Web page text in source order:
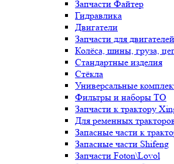
Запчасти Файтер
Гидравлика
Двигатели
Запчасти для двигателей
Колёса, шины, груза,
Стандартные изделия
Стёкла
Универсальные
Фильтры и наборы ТО
Запчасти к трактору
Для ременных
Запасные части к
Запасные части Shifeng
Запчасти Foton\Lovol